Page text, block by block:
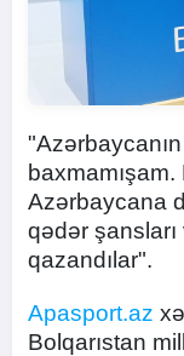
Azərbaycana
qədər
qazandılar".
Apasport.az
Bolqarıstan